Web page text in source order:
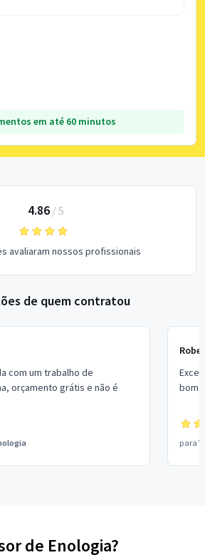
em até 60 minutos
4.86/ 5
avaliaram nossos profissionais
de quem contratou
com um trabalho de
orçamento grátis e não é
bom
para
de Enologia?